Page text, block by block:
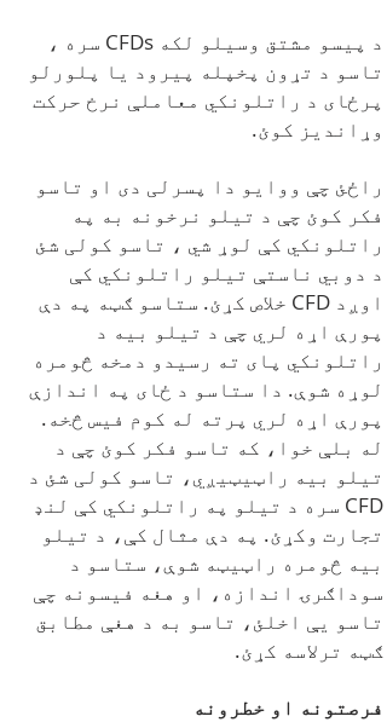
د پیسو مشتق وسیلو لکه CFDs سره ،
تاسو د تړون پخپله پیرود یا پلورلو
پرځای د راتلونکي معاملې نرخ حرکت
وړاندیز کوئ.
راځئ چې ووایو دا پسرلی دی او تاسو
فکر کوئ چې د تیلو نرخونه به په
راتلونکي کې لوړ شي ، تاسو کولی شئ
د دوبي ناستې تیلو راتلونکي کې
اوږد CFD خلاص کړئ. ستاسو ګټه په دې
پورې اړه لري چې د تیلو بیه د
راتلونکي پای ته رسیدو دمخه څومره
لوړه شوې. دا ستاسو د ځای په اندازې
پورې اړه لري پرته له کوم فیس څخه.
له بلې خوا، که تاسو فکر کوئ چې د
تیلو بیه راټیټیږي، تاسو کولی شئ د
CFD سره د تیلو په راتلونکي کې لنډ
تجارت وکړئ. په دې مثال کې، د تیلو
بیه څومره راټیټه شوې، ستاسو د
سوداګرۍ اندازه، او هغه فیسونه چې
تاسو یې اخلئ، تاسو به د هغې مطابق
ګټه ترلاسه کړئ.
فرصتونه او خطرونه